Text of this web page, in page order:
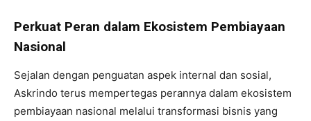
Perkuat Peran dalam Ekosistem Pembiayaan
Nasional
Sejalan dengan penguatan aspek internal dan sosial,
Askrindo terus mempertegas perannya dalam ekosistem
pembiayaan nasional melalui transformasi bisnis yang